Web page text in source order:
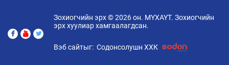
Зохиогчийн эрх © 2026 он. МҮХАҮТ. Зохиогчийн
эрх хуулиар хамгаалагдсан.
Вэб сайтыг: Содонсолушн ХХК